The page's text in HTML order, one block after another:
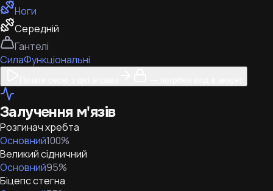
Ноги
Середній
Гантелі
СилаФункціональні
Залучення м'язів
Розгинач хребта
Основний100%
Великий сідничний
Основний95%
Біцепс стегна